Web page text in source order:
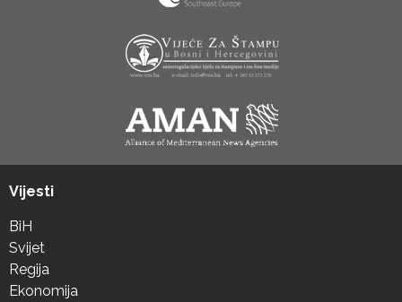
Vijesti
BiH
Svijet
Regija
Ekonomija